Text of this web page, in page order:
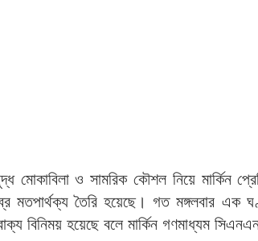
মোকাবিলা ও সামরিক কৌশল নিয়ে মার্কিন
মতপার্থক্য তৈরি হয়েছে। গত মঙ্গলবার এক
বিনিময় হয়েছে বলে মার্কিন গণমাধ্যম